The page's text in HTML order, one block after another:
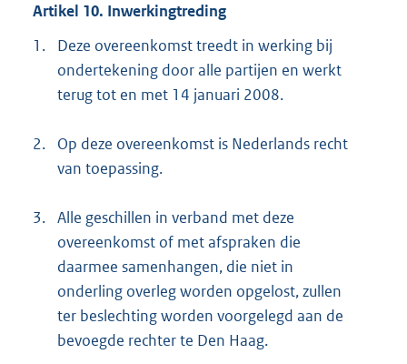
Artikel 10. Inwerkingtreding
1.
Deze overeenkomst treedt in werking bij
ondertekening door alle partijen en werkt
terug tot en met 14 januari 2008.
2.
Op deze overeenkomst is Nederlands recht
van toepassing.
3. Alle geschillen in verband met deze
overeenkomst of met afspraken die
daarmee samenhangen, die niet in
onderling overleg worden opgelost, zullen
ter beslechting worden voorgelegd aan de
bevoegde rechter te Den Haag.